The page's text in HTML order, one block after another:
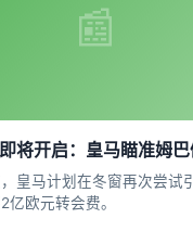
📰
将开启：皇马瞄准姆
皇马计划在冬窗再次尝试
亿欧元转会费。